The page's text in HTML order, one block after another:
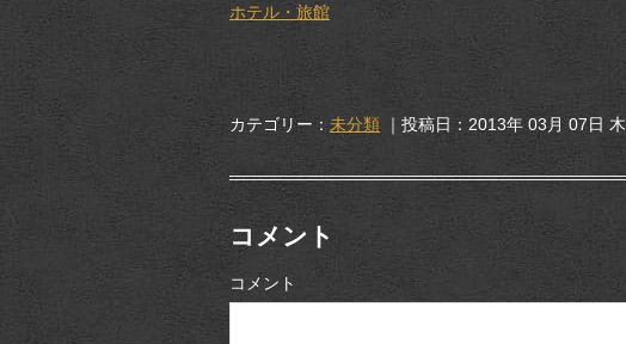
ホテル・旅館
カテゴリー： 未分類 ｜投稿日：2013年 03月 07日
コメント
コメント